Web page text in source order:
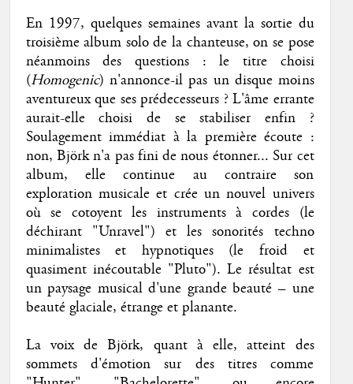
En 1997, quelques semaines avant la sortie du
troisième album solo de la chanteuse, on se pose
néanmoins des questions : le titre choisi
(Homogenic) n'annonce-il pas un disque moins
aventureux que ses prédecesseurs ? L'âme errante
aurait-elle choisi de se stabiliser enfin ?
Soulagement immédiat à la première écoute :
non, Björk n'a pas fini de nous étonner... Sur cet
album, elle continue au contraire son
exploration musicale et crée un nouvel univers
où se cotoyent les instruments à cordes (le
déchirant "Unravel") et les sonorités techno
minimalistes et hypnotiques (le froid et
quasiment inécoutable "Pluto"). Le résultat est
un paysage musical d'une grande beauté – une
beauté glaciale, étrange et planante.
La voix de Björk, quant à elle, atteint des
sommets d'émotion sur des titres comme